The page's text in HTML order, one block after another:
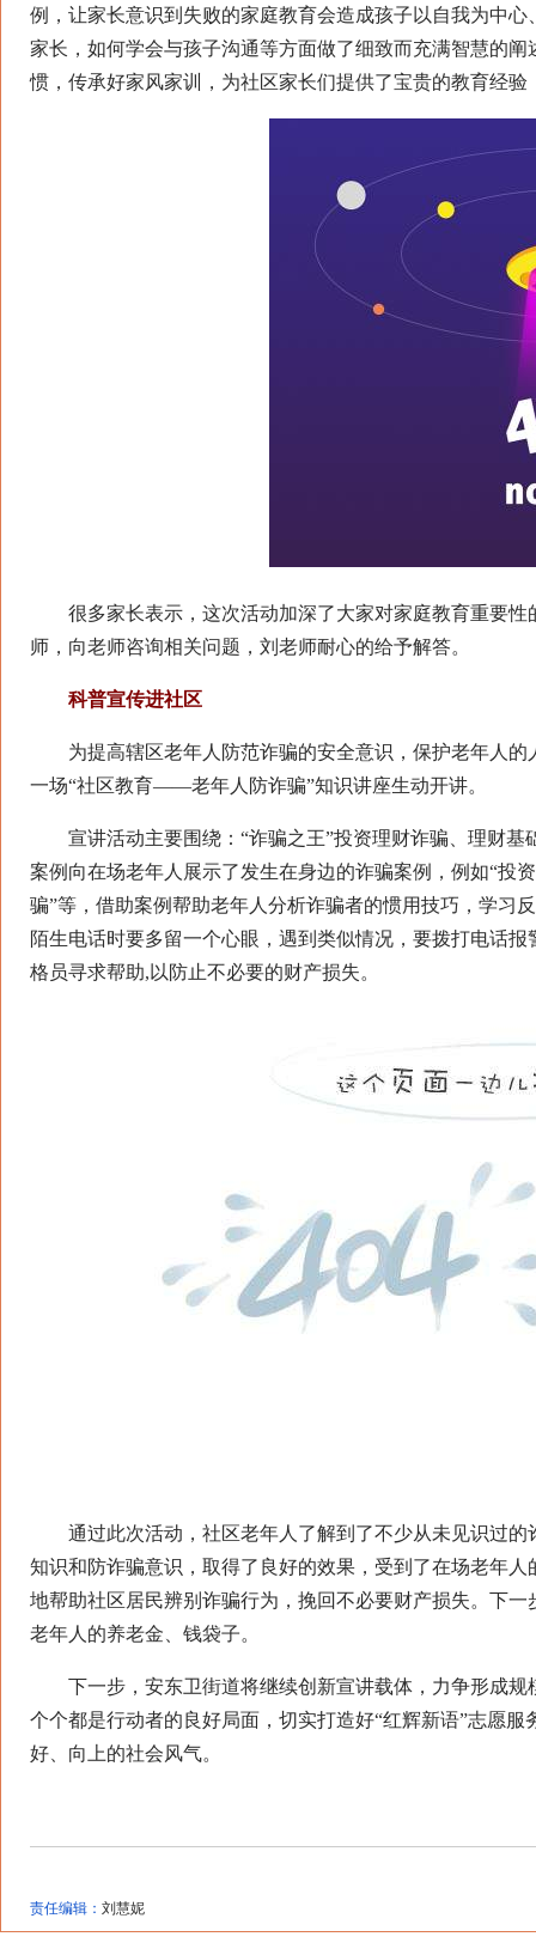
例，让家长意识到失败的家庭教育会造成孩子以自我为中
家长，如何学会与孩子沟通等方面做了细致而充满智慧的
惯，传承好家风家训，为社区家长们提供了宝贵的教育经
很多家长表示，这次活动加深了大家对家庭教育重要性
师，向老师咨询相关问题，刘老师耐心的给予解答。
科普宣传进社区
为提高辖区老年人防范诈骗的安全意识，保护老年人的
一场“社区教育——老年人防诈骗”知识讲座生动开讲。
宣讲活动主要围绕：“诈骗之王”投资理财诈骗、理财基
案例向在场老年人展示了发生在身边的诈骗案例，例如“投
骗”等，借助案例帮助老年人分析诈骗者的惯用技巧，学习
陌生电话时要多留一个心眼，遇到类似情况，要拨打电话
格员寻求帮助,以防止不必要的财产损失。
通过此次活动，社区老年人了解到了不少从未见识过的
知识和防诈骗意识，取得了良好的效果，受到了在场老年
地帮助社区居民辨别诈骗行为，挽回不必要财产损失。下
老年人的养老金、钱袋子。
下一步，安东卫街道将继续创新宣讲载体，力争形成规
个个都是行动者的良好局面，切实打造好“红辉新语”志愿
好、向上的社会风气。
责任编辑： 刘慧妮